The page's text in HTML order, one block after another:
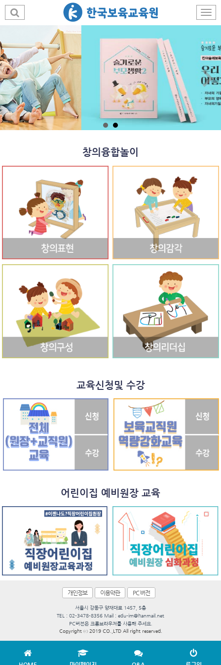
창의융합놀이
교육신청및 수강
어린이집 예비원장 교육
개인정보 이용약관 PC 버전
서울시 강동구 양재대로 1457, 5층
TEL : 02-3478-8356 Mail : edu-im@hanmail.net
PC버전은 크롬브라우저를 사용해 주세요.
Copyright ⓒ 2019 CO.,LTD All right reserved.